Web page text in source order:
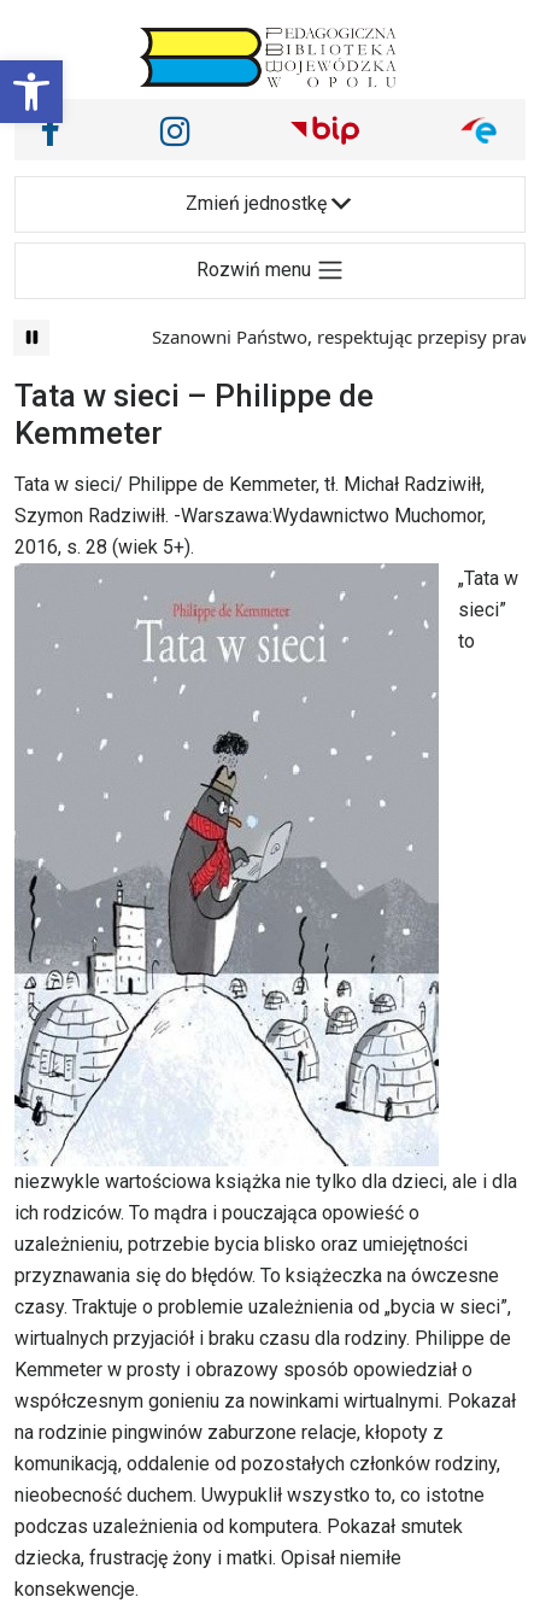
Otwórz pasek narzędzi
Main Navigation
Nasze media społecznościowe i inne
Facebook Instagram
Zmień jednostkę
Rozwiń menu
Szanowni Państwo, respektując przepisy prawa
Tata w sieci – Philippe de
Kemmeter
Tata w sieci/ Philippe de Kemmeter, tł. Michał Radziwiłł,
Szymon Radziwiłł. -Warszawa:Wydawnictwo Muchomor,
2016, s. 28 (wiek 5+).
„Tata w
sieci”
to
niezwykle wartościowa książka nie tylko dla dzieci, ale i dla
ich rodziców. To mądra i pouczająca opowieść o
uzależnieniu, potrzebie bycia blisko oraz umiejętności
przyznawania się do błędów. To książeczka na ówczesne
czasy. Traktuje o problemie uzależnienia od „bycia w sieci”,
wirtualnych przyjaciół i braku czasu dla rodziny. Philippe de
Kemmeter w prosty i obrazowy sposób opowiedział o
współczesnym gonieniu za nowinkami wirtualnymi. Pokazał
na rodzinie pingwinów zaburzone relacje, kłopoty z
komunikacją, oddalenie od pozostałych członków rodziny,
nieobecność duchem. Uwypuklił wszystko to, co istotne
podczas uzależnienia od komputera. Pokazał smutek
dziecka, frustrację żony i matki. Opisał niemiłe
konsekwencje.